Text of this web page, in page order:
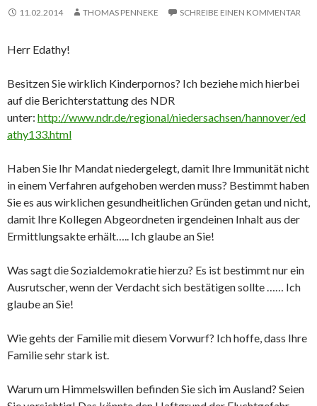
11.02.2014 THOMAS PENNEKE SCHREIBE EINEN KOMMENTAR
Herr Edathy!
Besitzen Sie wirklich Kinderpornos? Ich beziehe mich hierbei
auf die Berichterstattung des NDR
unter: http://www.ndr.de/regional/niedersachsen/hannover/ed
athy133.html
Haben Sie Ihr Mandat niedergelegt, damit Ihre Immunität nicht
in einem Verfahren aufgehoben werden muss? Bestimmt haben
Sie es aus wirklichen gesundheitlichen Gründen getan und nicht,
damit Ihre Kollegen Abgeordneten irgendeinen Inhalt aus der
Ermittlungsakte erhält….. Ich glaube an Sie!
Was sagt die Sozialdemokratie hierzu? Es ist bestimmt nur ein
Ausrutscher, wenn der Verdacht sich bestätigen sollte …… Ich
glaube an Sie!
Wie gehts der Familie mit diesem Vorwurf? Ich hoffe, dass Ihre
Familie sehr stark ist.
Warum um Himmelswillen befinden Sie sich im Ausland? Seien